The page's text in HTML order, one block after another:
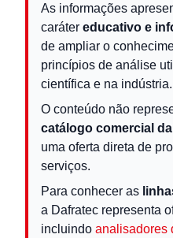
As informações
caráter educativo e
de ampliar o
princípios de análise
científica e na indústria.
O conteúdo não
catálogo comercial
uma oferta direta de
serviços.
Para conhecer as
a Dafratec representa
incluindo analisadores